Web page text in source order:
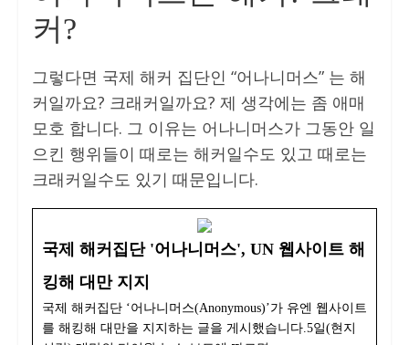
커?
그렇다면 국제 해커 집단인 “어나니머스” 는 해
커일까요? 크래커일까요? 제 생각에는 좀 애매
모호 합니다. 그 이유는 어나니머스가 그동안 일
으킨 행위들이 때로는 해커일수도 있고 때로는
크래커일수도 있기 때문입니다.
국제 해커집단 '어나니머스', UN 웹사이트 해
킹해 대만 지지
국제 해커집단 ‘어나니머스(Anonymous)’가 유엔 웹사이트
를 해킹해 대만을 지지하는 글을 게시했습니다.5일(현지